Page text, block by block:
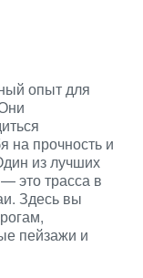
опыт для
на прочность и
из лучших
это трасса в
Здесь вы
пейзажи и